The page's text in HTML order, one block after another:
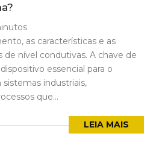
as características e as
de nível condutivas. A chave de
essencial para o
industriais,
que...
LEIA MAIS